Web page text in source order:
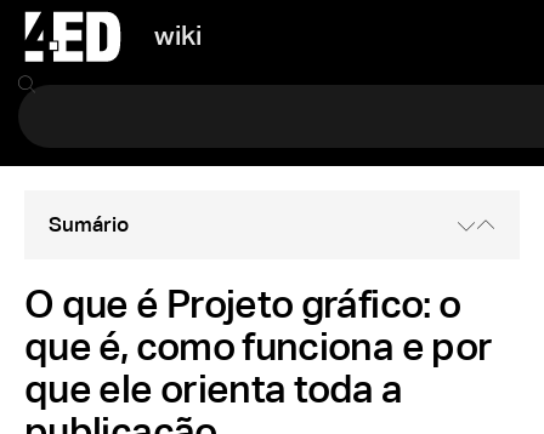
wiki
Sumário
O que é Projeto gráfico: o
que é, como funciona e por
que ele orienta toda a